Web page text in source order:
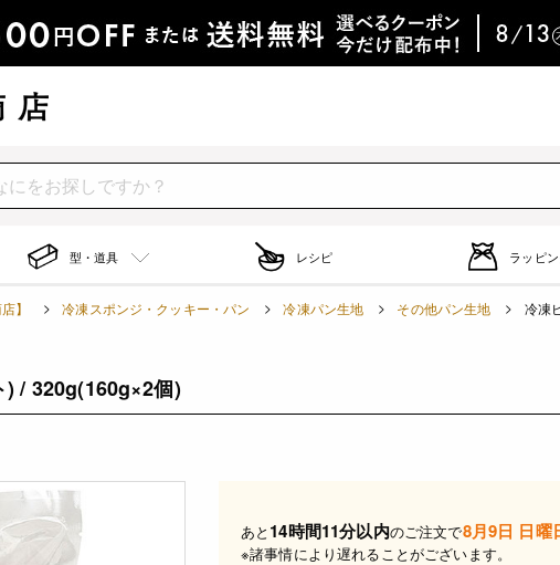
型・道具 レシピ ラッピ
】 冷凍スポンジ・クッキー・パン 冷凍パン生地 その他パン生地 冷凍
) / 320g(160g×2個)
あと 14時間11分以内のご注文で8月9日 日曜
※諸事情により遅れることがございます。